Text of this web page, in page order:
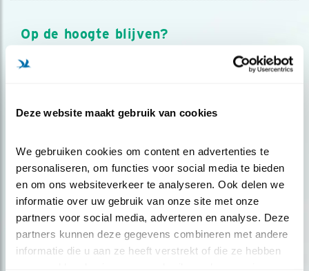
Deze website maakt gebruik van cookies
We gebruiken cookies om content en advertenties te
personaliseren, om functies voor social media te bieden
en om ons websiteverkeer te analyseren. Ook delen we
informatie over uw gebruik van onze site met onze
partners voor social media, adverteren en analyse. Deze
partners kunnen deze gegevens combineren met andere
informatie die u aan ze heeft verstrekt of die ze hebben
Op de hoogte blijven?
Meld je aan en ontvang nieuws, inspiratie, acties en tips
over vogels en activiteiten van Vogelbescherming.